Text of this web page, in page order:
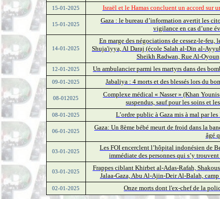
15-01-2025 Israël et le Hamas concluent un accord sur
15-01-2025
Gaza : le bureau d’information avertit les
vigilance en cas d’une
14-01-2025
En marge des négociations de cessez-le-
Shuja'iyya, Al Daraj (école Salah al-Din al-
Sheikh Radwan, Rue Al-
12-01-2025 Un ambulancier parmi les martyrs dans des
09-01-2025 Jabaliya : 4 morts et des blessés lors du
08-012025
Complexe médical « Nasser » (Khan
suspendus, sauf pour les soins et
08-01-2025 L’ordre public à Gaza mis à mal par
06-01-2025
Gaza: Un 8ème bébé meurt de froid dans la
âgé
03-01-2025
Les FOI encerclent l’hôpital indonésien de
immédiate des personnes qui s’y
03-01-2025
Frappes ciblant Khirbet al-Adas-Rafah,
Jalaa-Gaza, Abu Al-Ajin-Deir Al-Balah,
02-01-2025 Onze morts dont l'ex-chef de la